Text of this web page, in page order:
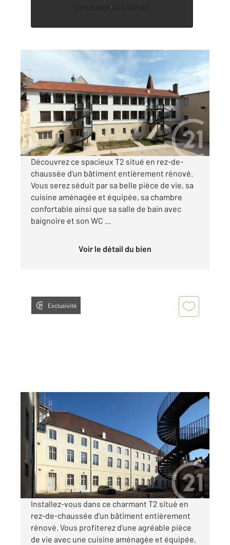
Découvrir nos offres
, 2 pièces
Ref : 13565
Appartement F2 à louer
660 €
par mois charges comprises
Découvrez ce spacieux T2 situé en rez-de-
chaussée d'un bâtiment entièrement rénové.
Vous serez séduit par sa belle pièce de vie, sa
cuisine aménagée et équipée, sa chambre
confortable ainsi que sa salle de bain avec
baignoire et son WC ...
Voir le détail du bien
Exclusivité
DOLE 39
44,23 m
2, 2 pièces
Ref : 13563
Appartement F2 à louer
574 €
par mois charges comprises
Installez-vous dans ce charmant T2 situé en
rez-de-chaussée d'un bâtiment entièrement
rénové. Vous profiterez d'une agréable pièce
de vie avec une cuisine aménagée et équipée,